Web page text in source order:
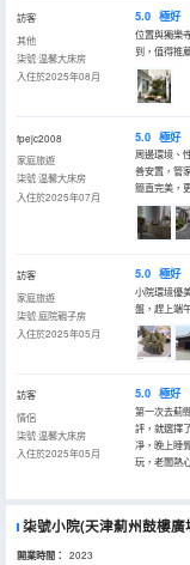
訪客
其他
柒號·温馨大床房
入住於2025年08月
5.0 極好
位置與獨樂
到，值得推
fpejc2008
家庭旅遊
柒號·温馨大床房
入住於2025年07月
5.0 極好
周邊環境、
善安置，管
簡直完美，
訪客
家庭旅遊
柒號·庭院親子房
入住於2025年05月
5.0 極好
小院環境優
盤，趕上端
訪客
情侶
柒號·温馨大床房
入住於2025年05月
5.0 極好
第一次去薊
評，就選擇
凈，晚上睡
玩，老闆熱
柒號小院(天津薊州鼓樓廣
開業時間： 2023